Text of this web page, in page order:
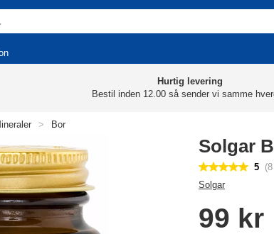
Hurtig levering
Bestil inden 12.00 så sender vi samme
> Bor
Solgar
5
Solgar
99 kr